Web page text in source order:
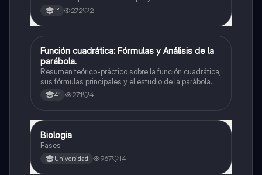
1° 272 2
Matemáticas
Función cuadrática: Fórmulas y Análisis de la
parábola.
Resumen teórico-práctico sobre la función cuadrática,
sus fórmulas principales y el estudio de la parábola
como representación gráfica.Incluye desarrollo de la
forma general, cálculo de raíces, vértice y elementos
4° 271 4
Biología
Biologia
Fases
Universidad 967 14